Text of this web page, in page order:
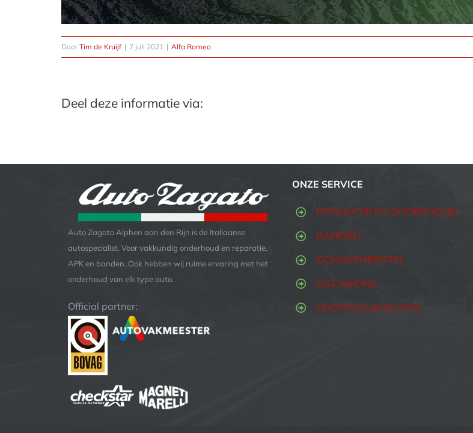
DoorTim de Kruijf | 7 juli 2021 | Alfa Romeo
Deel deze informatie via:
Auto Zagato Alphen aan den Rijn is de Italiaanse
autospecialist. Voor vakkundig onderhoud en reparatie,
APK en banden. Ook hebben wij ruime ervaring met het
onderhoud van elk type auto.
Official partner:
ONZE SERVICE
REPARATIE EN ONDERHOUD
BANDEN
SCHADEHERSTEL
OCCASIONS
ONDERDELEN(SHOP)